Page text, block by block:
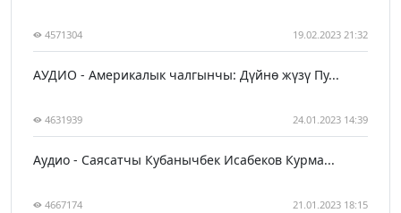
4571304 19.02.2023 21:32
АУДИО - Америкалык чалгынчы: Дүйнө жүзү Пу...
4631939 24.01.2023 14:39
Аудио - Саясатчы Кубанычбек Исабеков Курма...
4667174 21.01.2023 18:15